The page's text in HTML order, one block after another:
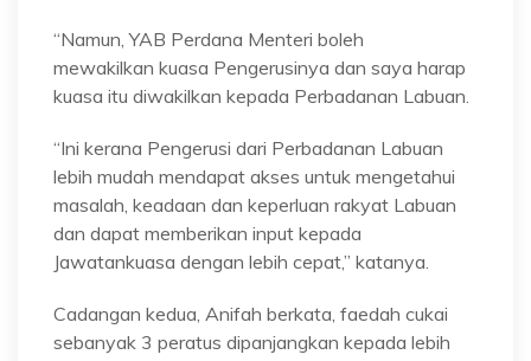
“Namun, YAB Perdana Menteri boleh
mewakilkan kuasa Pengerusinya dan saya harap
kuasa itu diwakilkan kepada Perbadanan Labuan.
“Ini kerana Pengerusi dari Perbadanan Labuan
lebih mudah mendapat akses untuk mengetahui
masalah, keadaan dan keperluan rakyat Labuan
dan dapat memberikan input kepada
Jawatankuasa dengan lebih cepat,” katanya.
Cadangan kedua, Anifah berkata, faedah cukai
sebanyak 3 peratus dipanjangkan kepada lebih